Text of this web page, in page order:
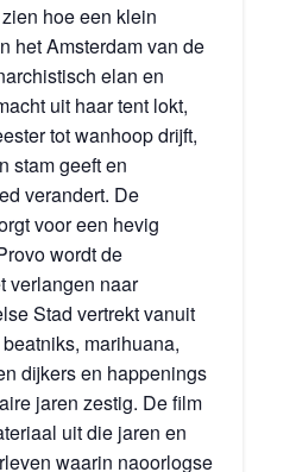
hoe een klein
het Amsterdam van de
elan en
uit haar tent lokt,
tot wanhoop drijft,
stam geeft en
verandert. De
voor een hevig
wordt de
verlangen naar
Stad vertrekt vanuit
marihuana,
dijkers en happenings
jaren zestig. De film
uit die jaren en
waarin naoorlogse